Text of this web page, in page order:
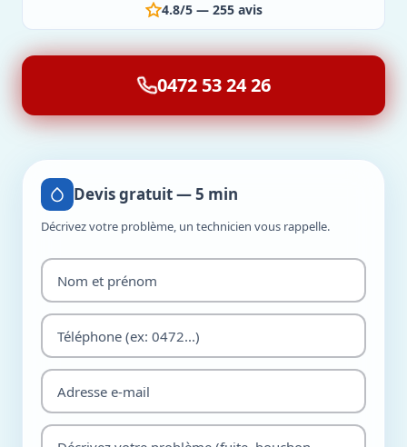
4.8/5 — 255 avis
0472 53 24 26
Devis gratuit — 5 min
Décrivez votre problème, un technicien vous rappelle.